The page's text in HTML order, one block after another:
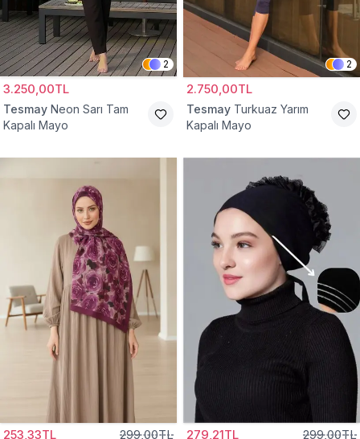
2
3.250,00TL
Tesmay Neon Sarı Tam
Kapalı Mayo
2
2.750,00TL
Tesmay Turkuaz Yarım
Kapalı Mayo
253,33TL 299,00TL 279,21TL 299,00TL